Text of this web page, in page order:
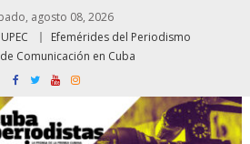
agosto 08, 2026
Efemérides del Periodismo
Comunicación en Cuba